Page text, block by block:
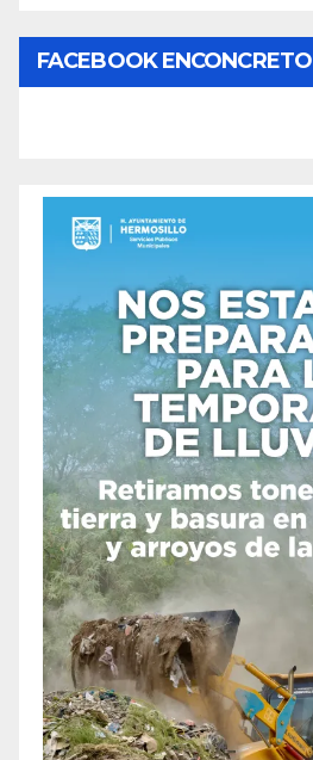
FACEBOOK ENCONCRETO